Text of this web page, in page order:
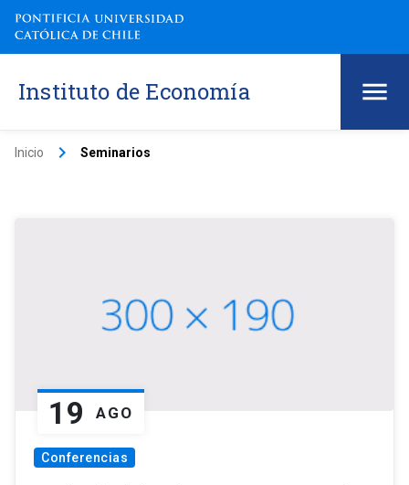
Instituto de Economía
Inicio keyboard_arrow_right Seminarios
19 AGO
Conferencias